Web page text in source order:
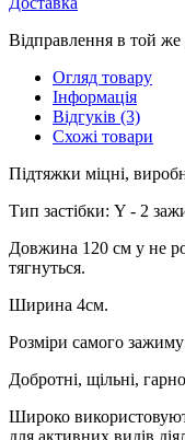
Відправлення в той
Огляд товару
Інформація
Відгуків (3)
Схожі товари
Підтяжки міцні,
Тип застібки: Y - 2
Довжина 120 см у не
тягнуться.
Ширина 4см.
Розміри самого
Добротні, щільні,
Широко
для активних видів